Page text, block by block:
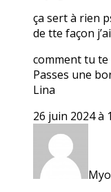
ça sert à rien
de tte façon
comment tu te
Passes une
Lina
26 juin 2024 à
Myo